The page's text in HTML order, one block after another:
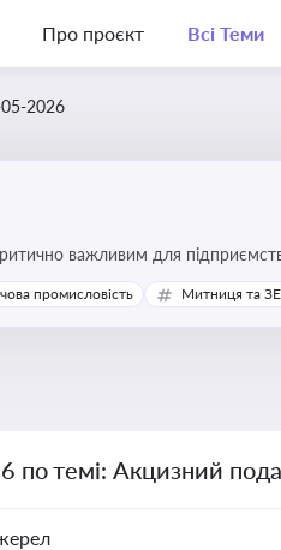
Про проєкт Всі Теми
2026
важливим для
податкового
промисловість Митниця та
по темі: Акцизний